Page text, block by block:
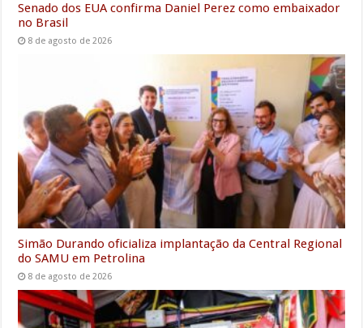
Senado dos EUA confirma Daniel Perez como embaixador
no Brasil
8 de agosto de 2026
Simão Durando oficializa implantação da Central Regional
do SAMU em Petrolina
8 de agosto de 2026